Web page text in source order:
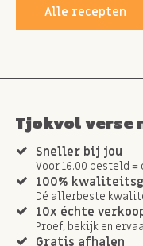
Alle recepten
Tjokvol verse
Sneller bij jou
Voor 16.00 besteld
100%
Dé allerbeste
10x échte
Proef, bekijk en
Gratis afhalen